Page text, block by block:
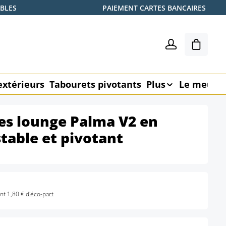
PAIEMENT CARTES BANCAIRES
Le
Tabourets pivotants Plus Le
lounge Palma V2 en
et pivotant
1,80 €d'éco-part